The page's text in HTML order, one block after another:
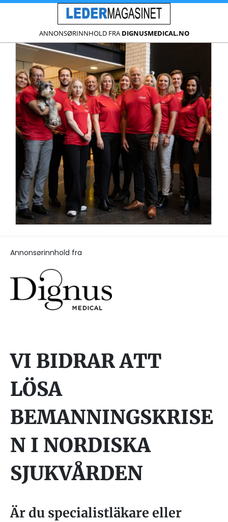
ANNONSØRINNHOLD FRA DIGNUSMEDICAL.NO
Annonsørinnhold fra
VI BIDRAR ATT
LÖSA
BEMANNINGSKRISE
N I NORDISKA
SJUKVÅRDEN
Är du specialistläkare eller